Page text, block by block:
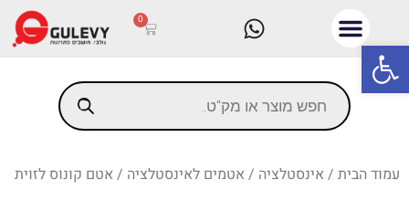
פתח סרגל נגישות
0
עמוד הבית / אינסטלציה / אטמים לאינסטלציה / אטם קונוס לזוית